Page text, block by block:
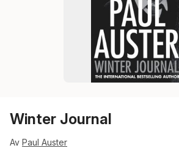
Winter Journal
Av Paul Auster